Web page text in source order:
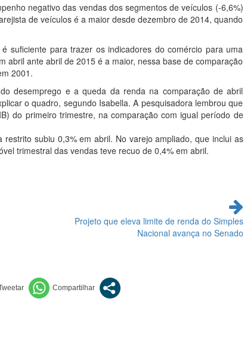
negativo das vendas dos segmentos de veículos (-6,6%)
de veículos é a maior desde dezembro de 2014, quando
suficiente para trazer os indicadores do comércio para uma
abril ante abril de 2015 é a maior, nessa base de comparação
2001.
desemprego e a queda da renda na comparação de abril
o quadro, segundo Isabella. A pesquisadora lembrou que
do primeiro trimestre, na comparação com igual período de
subiu 0,3% em abril. No varejo ampliado, que inclui as
trimestral das vendas teve recuo de 0,4% em abril.
Projeto que eleva limite de renda do Simples
Nacional avança no Senado